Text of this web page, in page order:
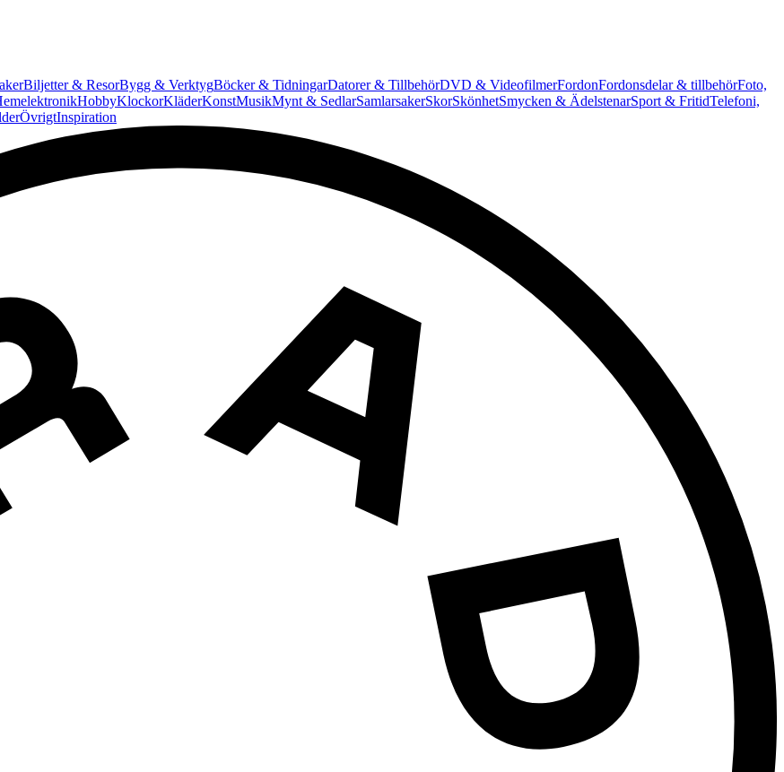
Biljetter & ResorBygg & VerktygBöcker & TidningarDatorer & TillbehörDVD & VideofilmerFordonFordonsdelar & tillbehörFoto,
HobbyKlockorKläderKonstMusikMynt & SedlarSamlarsakerSkorSkönhetSmycken & ÄdelstenarSport & FritidTelefoni,
ÖvrigtInspiration